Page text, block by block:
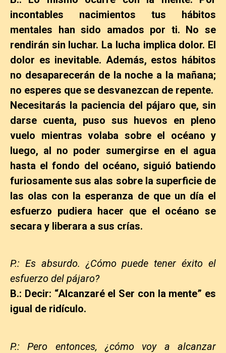
incontables nacimientos tus hábitos
mentales han sido amados por ti. No se
rendirán sin luchar. La lucha implica dolor. El
dolor es inevitable. Además, estos hábitos
no desaparecerán de la noche a la mañana;
no esperes que se desvanezcan de repente.
Necesitarás la paciencia del pájaro que, sin
darse cuenta, puso sus huevos en pleno
vuelo mientras volaba sobre el océano y
luego, al no poder sumergirse en el agua
hasta el fondo del océano, siguió batiendo
furiosamente sus alas sobre la superficie de
las olas con la esperanza de que un día el
esfuerzo pudiera hacer que el océano se
secara y liberara a sus crías.
P.: Es absurdo. ¿Cómo puede tener éxito el
esfuerzo del pájaro?
B.: Decir: “Alcanzaré el Ser con la mente” es
igual de ridículo.
P.: Pero entonces, ¿cómo voy a alcanzar